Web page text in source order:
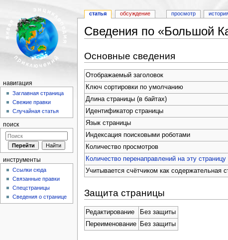
Сведения по «Большой
Основные сведения
Отображаемый заголовок
Ключ сортировки по умолчанию
Длина страницы (в байтах)
Идентификатор страницы
Язык страницы
Индексация поисковыми роботами
Количество просмотров
Количество перенаправлений на эту страницу
Учитывается счётчиком как содержательная
Защита страницы
Редактирование
Без защиты
Переименование
Без защиты
статья обсуждение просмотр
навигация
Заглавная страница
Свежие правки
Случайная статья
поиск
инструменты
Ссылки сюда
Связанные правки
Спецстраницы
Сведения о странице